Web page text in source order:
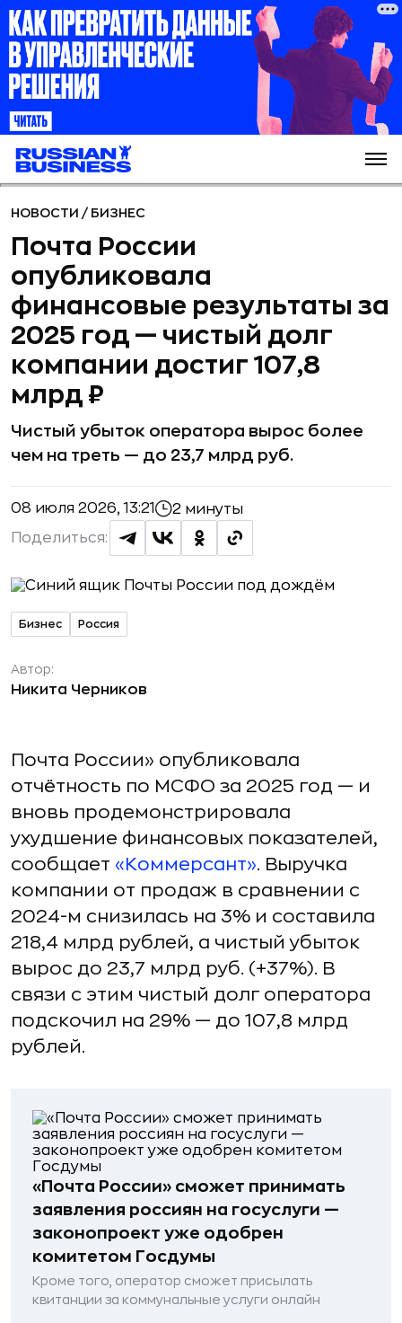
НОВОСТИ / БИЗНЕС
Почта России
опубликовала
финансовые результаты за
2025 год — чистый долг
компании достиг 107,8
млрд ₽
Чистый убыток оператора вырос более
чем на треть — до 23,7 млрд руб.
08 июля 2026, 13:21 2 минуты
Поделиться:
Бизнес Россия
Автор:
Никита Черников
Почта России» опубликовала
отчётность по МСФО за 2025 год — и
вновь продемонстрировала
ухудшение финансовых показателей,
сообщает «Коммерсант». Выручка
компании от продаж в сравнении с
2024-м снизилась на 3% и составила
218,4 млрд рублей, а чистый убыток
вырос до 23,7 млрд руб. (+37%). В
связи с этим чистый долг оператора
подскочил на 29% — до 107,8 млрд
рублей.
«Почта России» сможет принимать
заявления россиян на госуслуги —
законопроект уже одобрен
комитетом Госдумы
Кроме того, оператор сможет присылать
квитанции за коммунальные услуги онлайн